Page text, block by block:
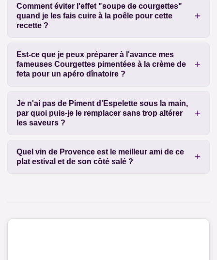
Comment éviter l'effet "soupe de courgettes"
quand je les fais cuire à la poêle pour cette
recette ?
Est-ce que je peux préparer à l'avance mes
fameuses Courgettes pimentées à la crème de
feta pour un apéro dînatoire ?
Je n'ai pas de Piment d'Espelette sous la main,
par quoi puis-je le remplacer sans trop altérer
les saveurs ?
Quel vin de Provence est le meilleur ami de ce
plat estival et de son côté salé ?